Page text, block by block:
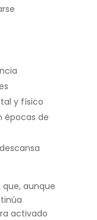
y físico
épocas de
aunque
activado